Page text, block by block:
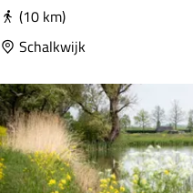
-
e
L
i
n
i
e
(10 km)
Schalkwijk